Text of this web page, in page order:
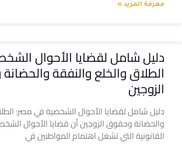
معرفة المزيد »
دليل شامل لقضايا الأحوال
الطلاق والخلع والنفقة
الزوجين
دليل شامل لقضايا الأحوال الشخصية في مصر:
والحضانة وحقوق الزوجين أن قضايا الأحوال
القانونية التي تشغل اهتمام المواطنين في